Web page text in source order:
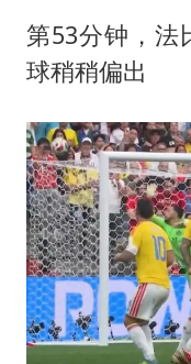
第53分钟，法
球稍稍偏出